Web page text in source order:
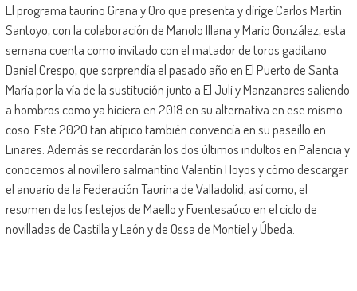
El programa taurino Grana y Oro que presenta y dirige Carlos Martín
Santoyo, con la colaboración de Manolo Illana y Mario González, esta
semana cuenta como invitado con el matador de toros gaditano
Daniel Crespo, que sorprendía el pasado año en El Puerto de Santa
María por la vía de la sustitución junto a El Juli y Manzanares saliendo
a hombros como ya hiciera en 2018 en su alternativa en ese mismo
coso. Este 2020 tan atípico también convencía en su paseíllo en
Linares. Además se recordarán los dos últimos indultos en Palencia y
conocemos al novillero salmantino Valentín Hoyos y cómo descargar
el anuario de la Federación Taurina de Valladolid, así como, el
resumen de los festejos de Maello y Fuentesaúco en el ciclo de
novilladas de Castilla y León y de Ossa de Montiel y Úbeda.